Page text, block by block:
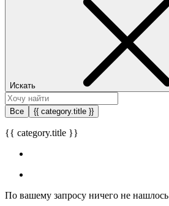
Искать
Все {{ category.title }}
{{ category.title }}
По вашему запросу ничего не нашлось